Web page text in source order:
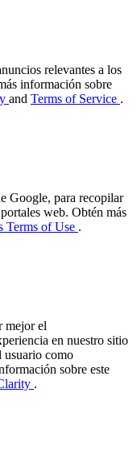
relevantes a los
información sobre
and Terms of Service .
Google, para recopilar
web. Obtén más
Terms of Use .
mejor el
en nuestro sitio
usuario como
sobre este
.